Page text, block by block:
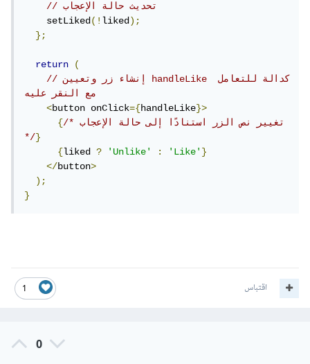
// تحديث حالة الإعجاب
    setLiked
(!liked);
};
return
(
// إنشاء زر وتعيين handleLike كدالة للتعامل
مع النقر عليه
<button onClick={handleLike}>
{/* تغيير نص الزر استنادًا إلى حالة الإعجاب
*/}
{liked ? 'Unlike' : 'Like'}
</button>
);
}
1 اقتباس
0